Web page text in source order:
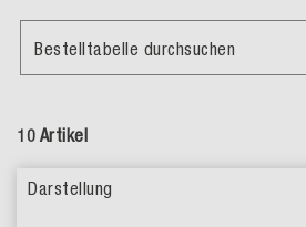
10 Artikel
Bestelltabelle durchsuchen